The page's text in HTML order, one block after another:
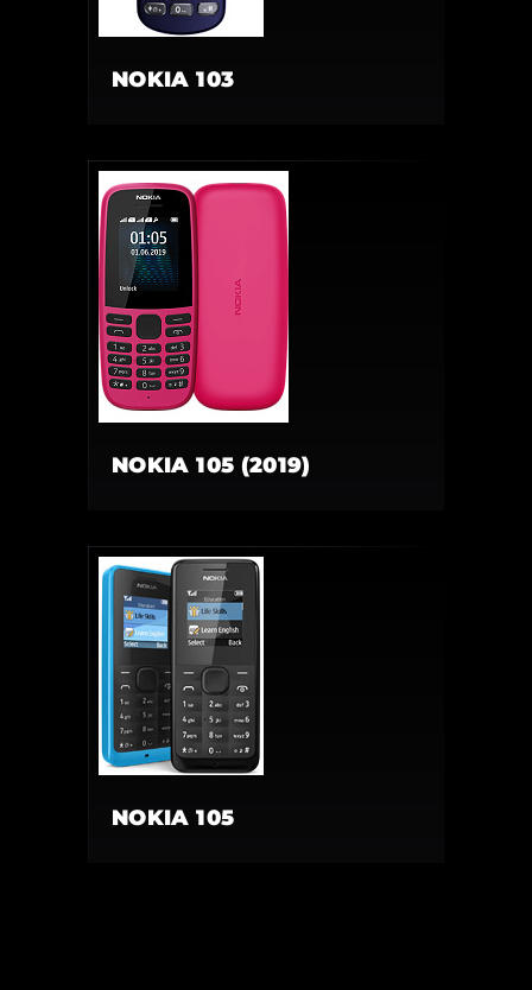
NOKIA 103
NOKIA 105 (2019)
NOKIA 105